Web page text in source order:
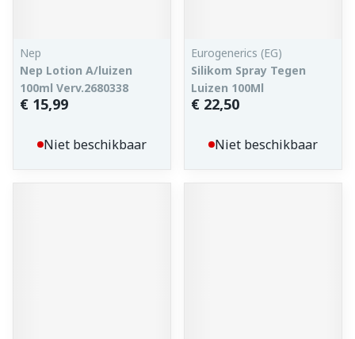
Nep
Nep Lotion A/luizen
100ml Verv.2680338
€ 15,99
Niet beschikbaar
Eurogenerics (EG)
Silikom Spray Tegen
Luizen 100Ml
€ 22,50
Niet beschikbaar